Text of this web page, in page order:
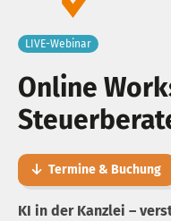
LIVE-Webinar
Online
Termine & Buchung
KI in der Kanzlei –